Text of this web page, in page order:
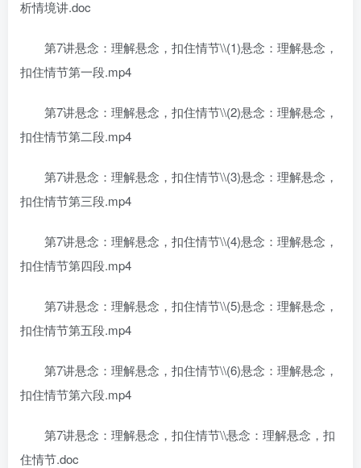
析情境讲.doc
第7讲悬念：理解悬念，扣住情节\\(1)悬念：理解悬念，
扣住情节第一段.mp4
第7讲悬念：理解悬念，扣住情节\\(2)悬念：理解悬念，
扣住情节第二段.mp4
第7讲悬念：理解悬念，扣住情节\\(3)悬念：理解悬念，
扣住情节第三段.mp4
第7讲悬念：理解悬念，扣住情节\\(4)悬念：理解悬念，
扣住情节第四段.mp4
第7讲悬念：理解悬念，扣住情节\\(5)悬念：理解悬念，
扣住情节第五段.mp4
第7讲悬念：理解悬念，扣住情节\\(6)悬念：理解悬念，
扣住情节第六段.mp4
第7讲悬念：理解悬念，扣住情节\\悬念：理解悬念，扣
住情节.doc